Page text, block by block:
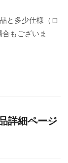
と多少仕様（ロ
もございま
詳細ページ